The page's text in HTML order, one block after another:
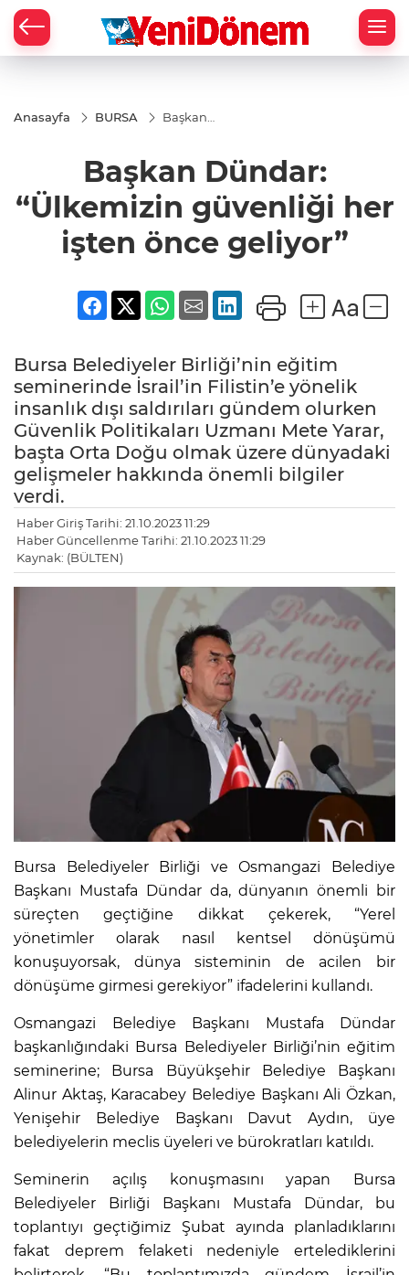
Anasayfa BURSA
Başkan
güvenliği
her işten
geliyor”
Başkan Dündar:
“Ülkemizin güvenliği her
işten önce geliyor”
Bursa Belediyeler Birliği’nin eğitim
seminerinde İsrail’in Filistin’e yönelik
insanlık dışı saldırıları gündem olurken
Güvenlik Politikaları Uzmanı Mete Yarar,
başta Orta Doğu olmak üzere dünyadaki
gelişmeler hakkında önemli bilgiler
verdi.
Haber Giriş Tarihi: 21.10.2023 11:29
Haber Güncellenme Tarihi: 21.10.2023 11:29
Kaynak: (BÜLTEN)
Bursa Belediyeler Birliği ve Osmangazi Belediye
Başkanı Mustafa Dündar da, dünyanın önemli bir
süreçten geçtiğine dikkat çekerek, “Yerel
yönetimler olarak nasıl kentsel dönüşümü
konuşuyorsak, dünya sisteminin de acilen bir
dönüşüme girmesi gerekiyor” ifadelerini kullandı.
Osmangazi Belediye Başkanı Mustafa Dündar
başkanlığındaki Bursa Belediyeler Birliği’nin eğitim
seminerine; Bursa Büyükşehir Belediye Başkanı
Alinur Aktaş, Karacabey Belediye Başkanı Ali Özkan,
Yenişehir Belediye Başkanı Davut Aydın, üye
belediyelerin meclis üyeleri ve bürokratları katıldı.
Seminerin açılış konuşmasını yapan Bursa
Belediyeler Birliği Başkanı Mustafa Dündar, bu
toplantıyı geçtiğimiz Şubat ayında planladıklarını
fakat deprem felaketi nedeniyle ertelediklerini